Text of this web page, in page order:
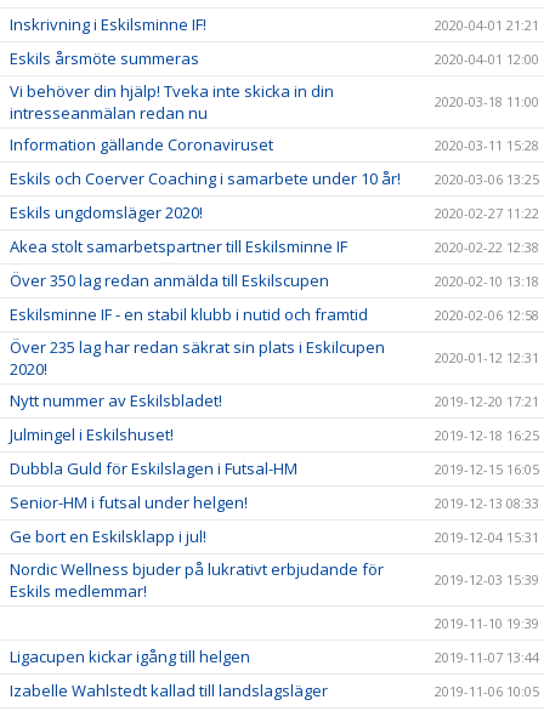
Inskrivning i Eskilsminne IF! 2020-04-01 21:21
Eskils årsmöte summeras 2020-04-01 12:00
Vi behöver din hjälp! Tveka inte skicka in din
intresseanmälan redan nu
2020-03-18 11:00
Information gällande Coronaviruset 2020-03-11 15:28
Eskils och Coerver Coaching i samarbete under 10 år! 2020-03-06 13:25
Eskils ungdomsläger 2020! 2020-02-27 11:22
Akea stolt samarbetspartner till Eskilsminne IF 2020-02-22 12:38
Över 350 lag redan anmälda till Eskilscupen 2020-02-10 13:18
Eskilsminne IF - en stabil klubb i nutid och framtid 2020-02-06 12:58
Över 235 lag har redan säkrat sin plats i Eskilcupen
2020!
2020-01-12 12:31
Nytt nummer av Eskilsbladet! 2019-12-20 17:21
Julmingel i Eskilshuset! 2019-12-18 16:25
Dubbla Guld för Eskilslagen i Futsal-HM 2019-12-15 16:05
Senior-HM i futsal under helgen! 2019-12-13 08:33
Ge bort en Eskilsklapp i jul! 2019-12-04 15:31
Nordic Wellness bjuder på lukrativt erbjudande för
Eskils medlemmar!
2019-12-03 15:39
2019-11-10 19:39
Ligacupen kickar igång till helgen 2019-11-07 13:44
Izabelle Wahlstedt kallad till landslagsläger 2019-11-06 10:05